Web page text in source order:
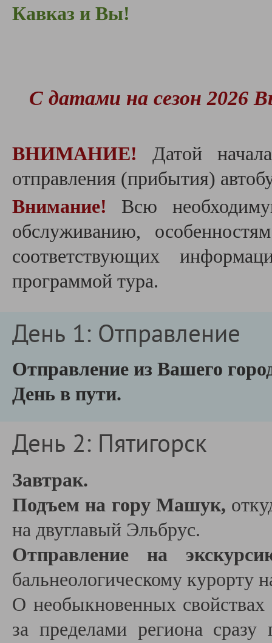
Кавказ и Вы!
С датами на сезон 2026
ВНИМАНИЕ! Датой
отправления (прибытия)
Внимание!
Всю
обслуживанию,
соответствующих
программой тура.
День 1: Отправление
Отправление из Вашего
День в пути.
День 2: Пятигорск
Завтрак.
Подъем на гору Машук,
на двуглавый Эльбрус.
Отправление на
бальнеологическому курорту
О необыкновенных свойствах
за пределами региона